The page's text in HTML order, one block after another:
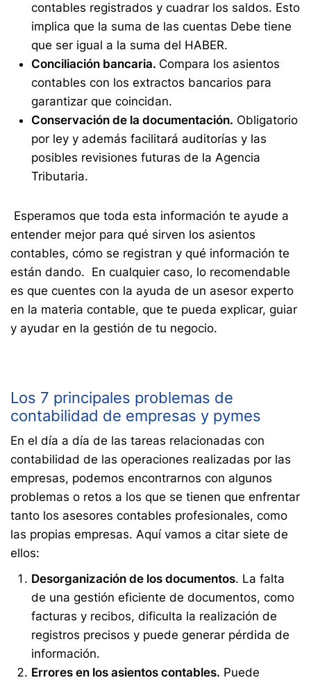
contables registrados y cuadrar los saldos. Esto
implica que la suma de las cuentas Debe tiene
que ser igual a la suma del HABER.
Conciliación bancaria. Compara los asientos
contables con los extractos bancarios para
garantizar que coincidan.
Conservación de la documentación. Obligatorio
por ley y además facilitará auditorías y las
posibles revisiones futuras de la Agencia
Tributaria.
Esperamos que toda esta información te ayude a
entender mejor para qué sirven los asientos
contables, cómo se registran y qué información te
están dando. En cualquier caso, lo recomendable
es que cuentes con la ayuda de un asesor experto
en la materia contable, que te pueda explicar, guiar
y ayudar en la gestión de tu negocio.
Los 7 principales problemas de
contabilidad de empresas y pymes
En el día a día de las tareas relacionadas con
contabilidad de las operaciones realizadas por las
empresas, podemos encontrarnos con algunos
problemas o retos a los que se tienen que enfrentar
tanto los asesores contables profesionales, como
las propias empresas. Aquí vamos a citar siete de
ellos:
Desorganización de los documentos. La falta
de una gestión eficiente de documentos, como
facturas y recibos, dificulta la realización de
registros precisos y puede generar pérdida de
información.
Errores en los asientos contables. Puede